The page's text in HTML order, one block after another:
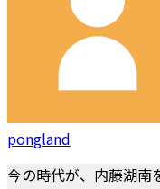
pongland
今の時代が、内藤湖南